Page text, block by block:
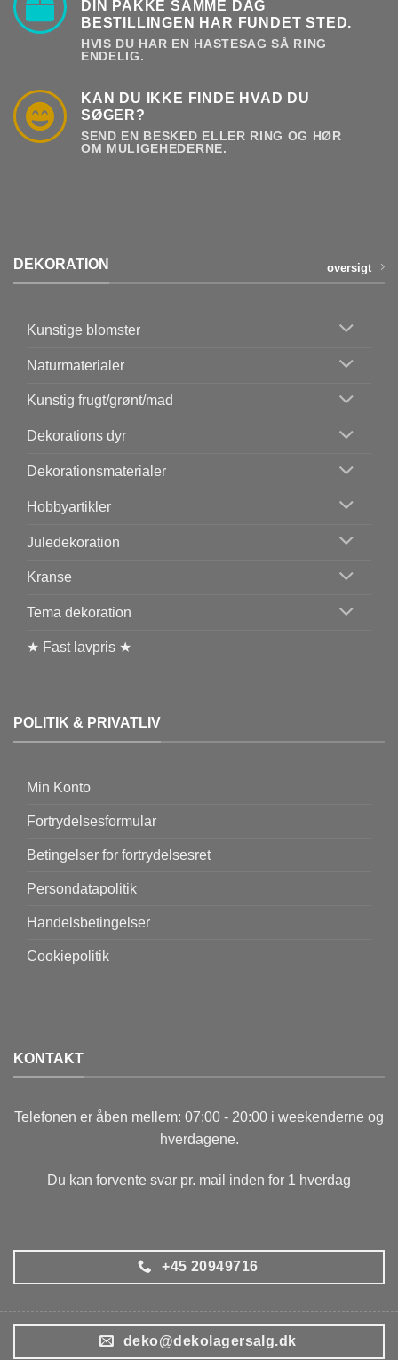
DIN PAKKE SAMME DAG
BESTILLINGEN HAR FUNDET STED.
HVIS DU HAR EN HASTESAG SÅ RING
ENDELIG.
KAN DU IKKE FINDE HVAD DU
SØGER?
SEND EN BESKED ELLER RING OG HØR
OM MULIGEHEDERNE.
DEKORATION oversigt
Kunstige blomster
Naturmaterialer
Kunstig frugt/grønt/mad
Dekorations dyr
Dekorationsmaterialer
Hobbyartikler
Juledekoration
Kranse
Tema dekoration
★ Fast lavpris ★
POLITIK & PRIVATLIV
Min Konto
Fortrydelsesformular
Betingelser for fortrydelsesret
Persondatapolitik
Handelsbetingelser
Cookiepolitik
KONTAKT
Telefonen er åben mellem: 07:00 - 20:00 i weekenderne og
hverdagene.
Du kan forvente svar pr. mail inden for 1 hverdag
+45 20949716
deko@dekolagersalg.dk